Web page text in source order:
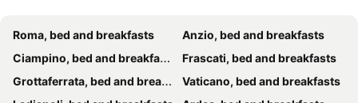
Agriturismo il Casale
Villa Axa
B&B A Casa Di Titty
B&B POSEIDON
One More Night
Lido di Ostia 1933
Roma, bed and breakfasts
Anzio, bed and breakfasts
Ciampino, bed and breakfasts
Frascati, bed and breakfasts
Grottaferrata, bed and breakfasts
Vaticano, bed and breakfasts